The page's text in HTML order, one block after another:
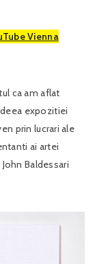
Vienna
ca am aflat
expozitiei
prin lucrari ale
ai artei
Baldessari